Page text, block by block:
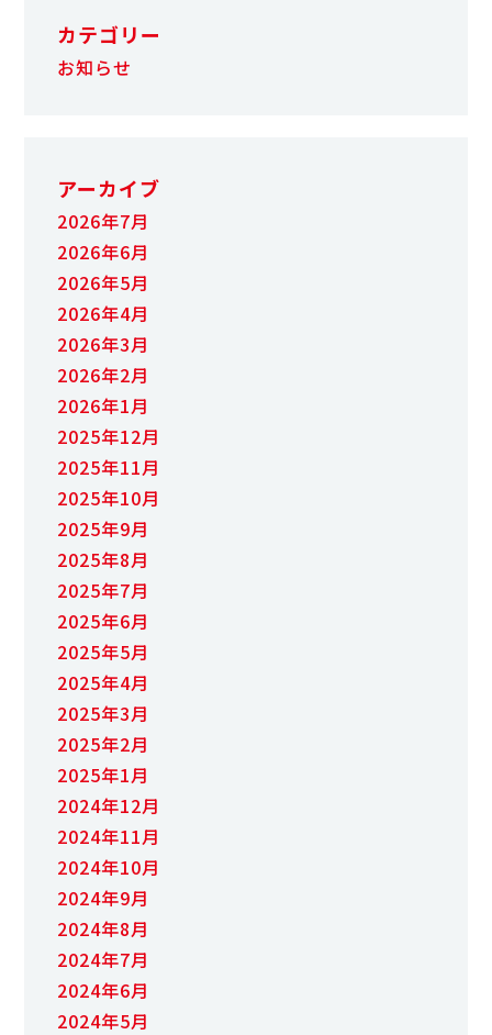
カテゴリー
お知らせ
アーカイブ
2026年7月
2026年6月
2026年5月
2026年4月
2026年3月
2026年2月
2026年1月
2025年12月
2025年11月
2025年10月
2025年9月
2025年8月
2025年7月
2025年6月
2025年5月
2025年4月
2025年3月
2025年2月
2025年1月
2024年12月
2024年11月
2024年10月
2024年9月
2024年8月
2024年7月
2024年6月
2024年5月